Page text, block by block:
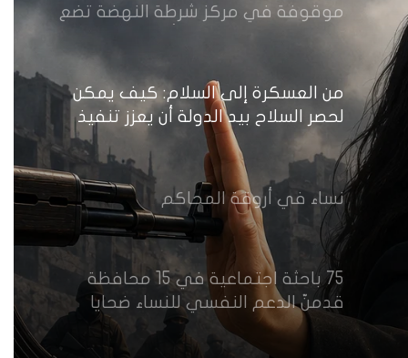
موقوفة في مركز شرطة النهضة تضع
من العسكرة إلى السلام: كيف يمكن
لحصر السلاح بيد الدولة أن يعزز تنفيذ
نساء في أروقة المحاكم
75 باحثة اجتماعية في 15 محافظة
قدمنّ الدعم النفسي للنساء ضحايا
العنف في العراق